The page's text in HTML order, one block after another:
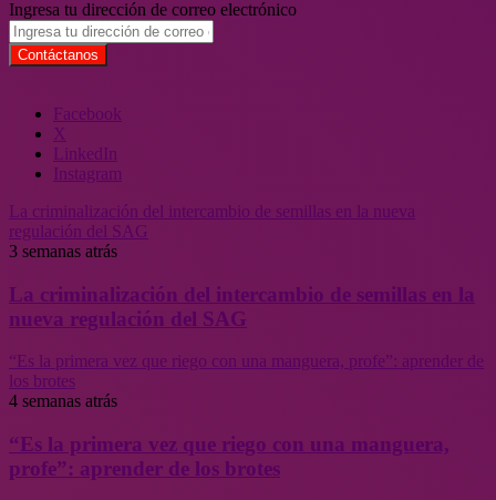
Ingresa tu dirección de correo electrónico
Facebook
X
LinkedIn
Instagram
La criminalización del intercambio de semillas en la nueva
regulación del SAG
3 semanas atrás
La criminalización del intercambio de semillas en la
nueva regulación del SAG
“Es la primera vez que riego con una manguera, profe”: aprender de
los brotes
4 semanas atrás
“Es la primera vez que riego con una manguera,
profe”: aprender de los brotes